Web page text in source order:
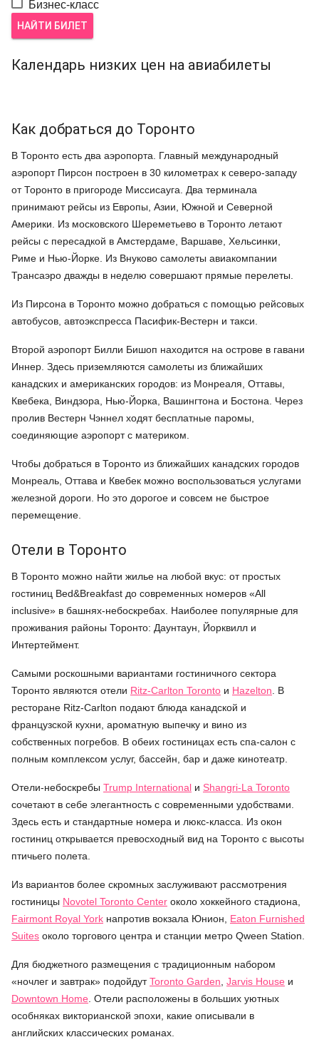
Бизнес-класс
НАЙТИ БИЛЕТ
Календарь низких цен на авиабилеты
Как добраться до Торонто
В Торонто есть два аэропорта. Главный международный
аэропорт Пирсон построен в 30 километрах к северо-западу
от Торонто в пригороде Миссисауга. Два терминала
принимают рейсы из Европы, Азии, Южной и Северной
Америки. Из московского Шереметьево в Торонто летают
рейсы с пересадкой в Амстердаме, Варшаве, Хельсинки,
Риме и Нью-Йорке. Из Внуково самолеты авиакомпании
Трансаэро дважды в неделю совершают прямые перелеты.
Из Пирсона в Торонто можно добраться с помощью рейсовых
автобусов, автоэкспресса Пасифик-Вестерн и такси.
Второй аэропорт Билли Бишоп находится на острове в гавани
Иннер. Здесь приземляются самолеты из ближайших
канадских и американских городов: из Монреаля, Оттавы,
Квебека, Виндзора, Нью-Йорка, Вашингтона и Бостона. Через
пролив Вестерн Чэннел ходят бесплатные паромы,
соединяющие аэропорт с материком.
Чтобы добраться в Торонто из ближайших канадских городов
Монреаль, Оттава и Квебек можно воспользоваться услугами
железной дороги. Но это дорогое и совсем не быстрое
перемещение.
Отели в Торонто
В Торонто можно найти жилье на любой вкус: от простых
гостиниц Bed&Breakfast до современных номеров «All
inclusive» в башнях-небоскребах. Наиболее популярные для
проживания районы Торонто: Даунтаун, Йорквилл и
Интертеймент.
Самыми роскошными вариантами гостиничного сектора
Торонто являются отели Ritz-Carlton Toronto и Hazelton . В
ресторане Ritz-Carlton подают блюда канадской и
французской кухни, ароматную выпечку и вино из
собственных погребов. В обеих гостиницах есть спа-салон с
полным комплексом услуг, бассейн, бар и даже кинотеатр.
Отели-небоскребы Trump International и Shangri-La Toronto
сочетают в себе элегантность с современными удобствами.
Здесь есть и стандартные номера и люкс-класса. Из окон
гостиниц открывается превосходный вид на Торонто с высоты
птичьего полета.
Из вариантов более скромных заслуживают рассмотрения
гостиницы Novotel Toronto Center около хоккейного стадиона,
Fairmont Royal York напротив вокзала Юнион, Eaton Furnished
Suites около торгового центра и станции метро Qween Station.
Для бюджетного размещения с традиционным набором
«ночлег и завтрак» подойдутToronto Garden Jarvis House и
Downtown Home . Отели расположены в больших уютных
особняках викторианской эпохи, какие описывали в
английских классических романах.